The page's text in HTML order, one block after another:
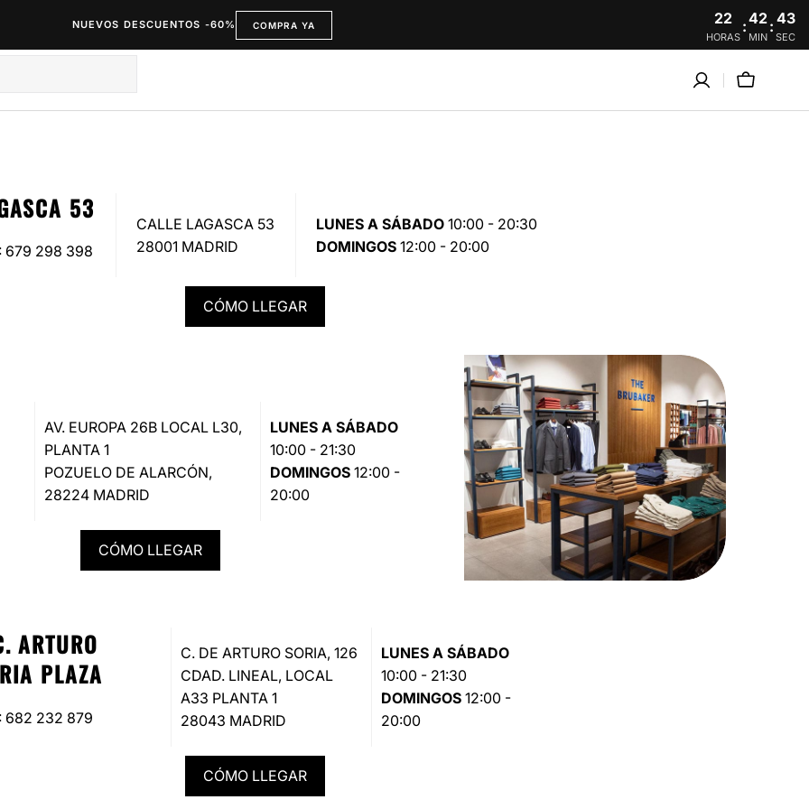
22
HORAS
:42
MIN
: 43
SEC
NUEVOS DESCUENTOS -60% COMPRA YA
Carro
53
679 298 398
CALLE LAGASCA 53
28001 MADRID
LUNES A SÁBADO 10:00 - 20:30
DOMINGOS 12:00 - 20:00
CÓMO LLEGAR
AV. EUROPA 26B LOCAL L30,
PLANTA 1
POZUELO DE ALARCÓN,
28224 MADRID
LUNES A SÁBADO
10:00 - 21:30
DOMINGOS 12:00 -
20:00
CÓMO LLEGAR
ARTURO
PLAZA
682 232 879
C. DE ARTURO SORIA, 126
CDAD. LINEAL, LOCAL
A33 PLANTA 1
28043 MADRID
LUNES A SÁBADO
10:00 - 21:30
DOMINGOS 12:00 -
20:00
CÓMO LLEGAR